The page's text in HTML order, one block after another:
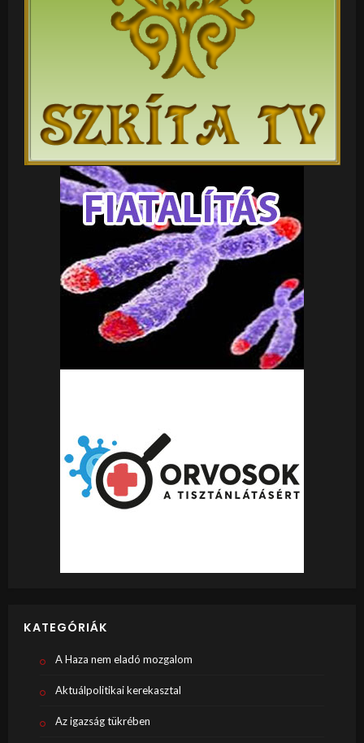
KATEGÓRIÁK
A Haza nem eladó mozgalom
Aktuálpolitikai kerekasztal
Az igazság tükrében